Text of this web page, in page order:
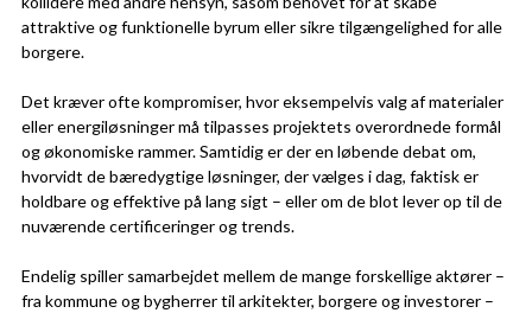
attraktive og funktionelle byrum eller sikre tilgængelighed for alle
borgere.
Det kræver ofte kompromiser, hvor eksempelvis valg af materialer
eller energiløsninger må tilpasses projektets overordnede formål
og økonomiske rammer. Samtidig er der en løbende debat om,
hvorvidt de bæredygtige løsninger, der vælges i dag, faktisk er
holdbare og effektive på lang sigt – eller om de blot lever op til de
nuværende certificeringer og trends.
Endelig spiller samarbejdet mellem de mange forskellige aktører –
fra kommune og bygherrer til arkitekter, borgere og investorer –